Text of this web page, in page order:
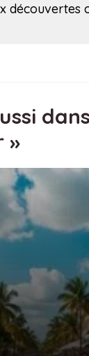
découvertes
dans
»